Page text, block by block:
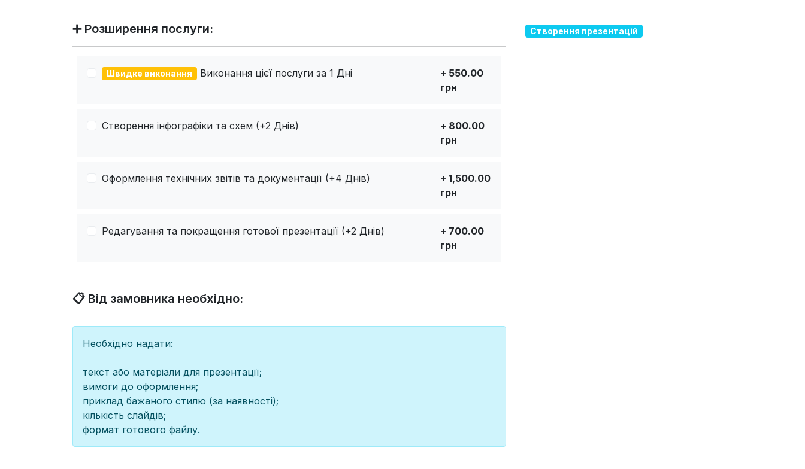
➕ Розширення послуги:
Швидке виконання Виконання цієї послуги за 1 Дні
+ 550.00
грн
Створення інфографіки та схем (+2 Днів)
+ 800.00
грн
Оформлення технічних звітів та документації (+4 Днів)
+ 1,500.00
грн
Редагування та покращення готової презентації (+2 Днів)
+ 700.00
грн
📋 Від замовника необхідно:
Необхідно надати:
текст або матеріали для презентації;
вимоги до оформлення;
приклад бажаного стилю (за наявності);
кількість слайдів;
формат готового файлу.
Створення презентацій